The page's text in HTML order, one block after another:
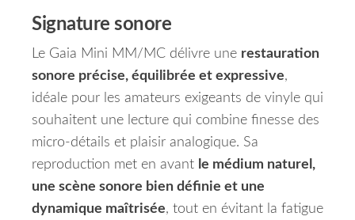
Signature sonore
Le Gaia Mini MM/MC délivre une restauration
sonore précise, équilibrée et expressive,
idéale pour les amateurs exigeants de vinyle qui
souhaitent une lecture qui combine finesse des
micro-détails et plaisir analogique. Sa
reproduction met en avant le médium naturel,
une scène sonore bien définie et une
dynamique maîtrisée, tout en évitant la fatigue